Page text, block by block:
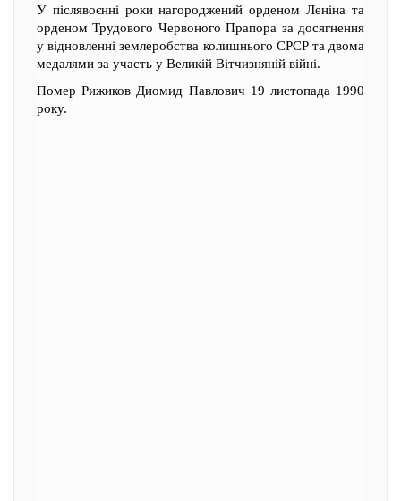
У післявоєнні роки нагороджений орденом Леніна та
орденом Трудового Червоного Прапора за досягнення
у відновленні землеробства колишнього СРСР та двома
медалями за участь у Великій Вітчизняній війні.
Помер Рижиков Диомид Павлович 19 листопада 1990
року.